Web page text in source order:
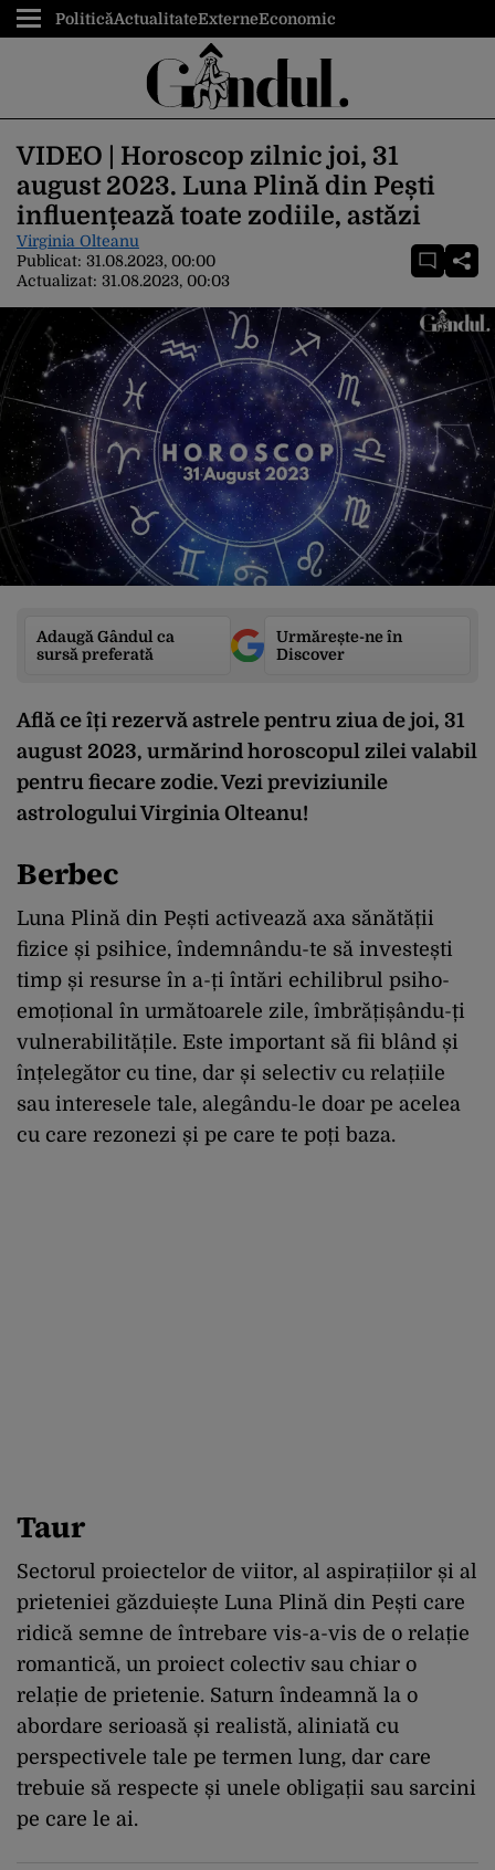
PoliticăActualitateExterneEconomic
VIDEO | Horoscop zilnic joi, 31
august 2023. Luna Plină din Pești
influențează toate zodiile, astăzi
Virginia Olteanu
Publicat: 31.08.2023, 00:00
Actualizat: 31.08.2023, 00:03
Adaugă Gândul ca
sursă preferată
Urmărește-ne în
Discover
Află ce îți rezervă astrele pentru ziua de joi, 31
august 2023, urmărind horoscopul zilei valabil
pentru fiecare zodie. Vezi previziunile
astrologului Virginia Olteanu!
Berbec
Luna Plină din Pești activează axa sănătății
fizice și psihice, îndemnându-te să investești
timp și resurse în a-ți întări echilibrul psiho-
emoțional în următoarele zile, îmbrățișându-ți
vulnerabilitățile. Este important să fii blând și
înțelegător cu tine, dar și selectiv cu relațiile
sau interesele tale, alegându-le doar pe acelea
cu care rezonezi și pe care te poți baza.
Taur
Sectorul proiectelor de viitor, al aspirațiilor și al
prieteniei găzduiește Luna Plină din Pești care
ridică semne de întrebare vis-a-vis de o relație
romantică, un proiect colectiv sau chiar o
relație de prietenie. Saturn îndeamnă la o
abordare serioasă și realistă, aliniată cu
perspectivele tale pe termen lung, dar care
trebuie să respecte și unele obligații sau sarcini
pe care le ai.